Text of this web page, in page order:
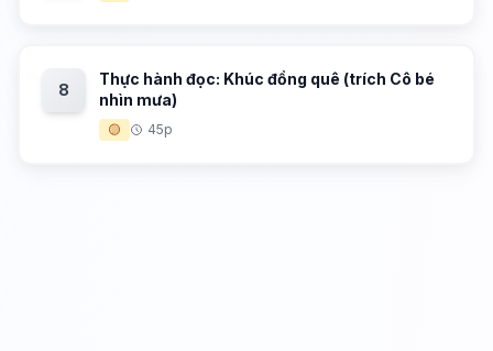
8
Thực hành đọc: Khúc đồng quê (trích Cô bé
nhìn mưa)
🟡 45p